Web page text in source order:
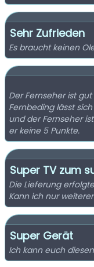
Sehr Zufrieden
Es braucht keinen
Der Fernseher ist
Fernbeding lässt
und der Fernseher
er keine 5 Punkte.
Super TV zum
Die Lieferung
Kann ich nur
Super Gerät
Ich kann euch